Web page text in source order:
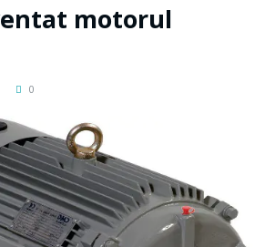
motorul
0